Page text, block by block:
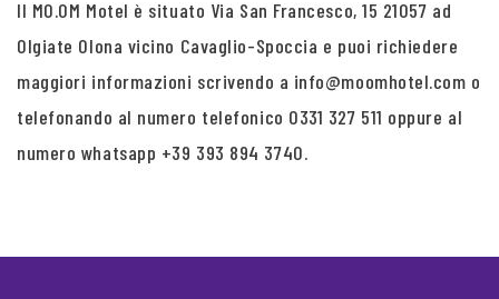
Il MO.OM Motel è situato Via San Francesco, 15 21057 ad
Olgiate Olona vicino Cavaglio-Spoccia e puoi richiedere
maggiori informazioni scrivendo a info@moomhotel.com o
telefonando al numero telefonico 0331 327 511 oppure al
numero whatsapp +39 393 894 3740.